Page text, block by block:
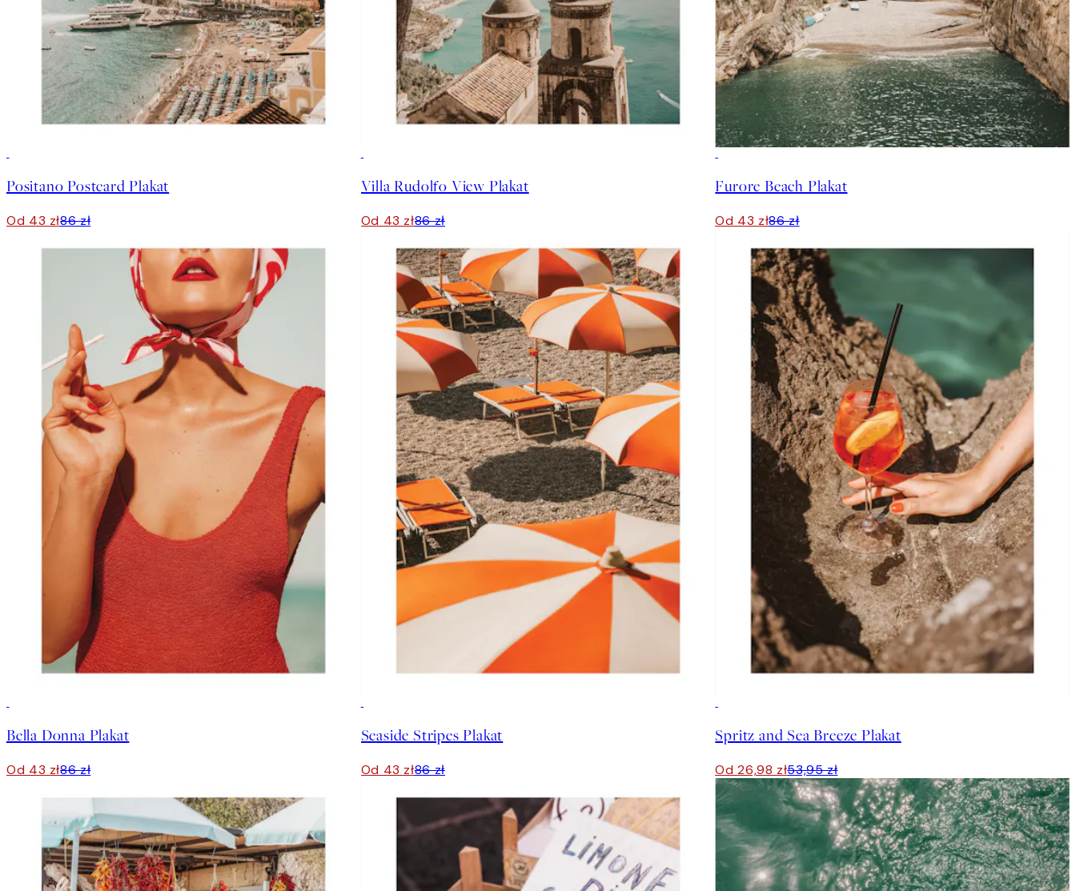
Positano Postcard Plakat
Od 43 zł86 zł
Villa Rudolfo View Plakat
Od 43 zł86 zł
Furore Beach Plakat
Od 43 zł86 zł
Bella Donna Plakat
Od 43 zł86 zł
Seaside Stripes Plakat
Od 43 zł86 zł
Spritz and Sea Breeze Plakat
Od 26,98 zł53,95 zł